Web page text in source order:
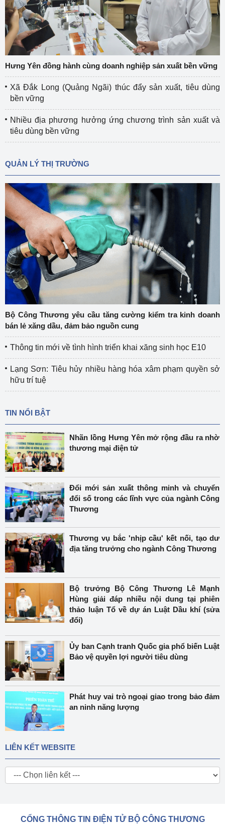
Hưng Yên đồng hành cùng doanh nghiệp sản xuất bền vững
Xã Đắk Long (Quảng Ngãi) thúc đẩy sản xuất, tiêu dùng
bền vững
Nhiều địa phương hưởng ứng chương trình sản xuất và
tiêu dùng bền vững
QUẢN LÝ THỊ TRƯỜNG
Bộ Công Thương yêu cầu tăng cường kiểm tra kinh doanh
bán lẻ xăng dầu, đảm bảo nguồn cung
Thông tin mới về tình hình triển khai xăng sinh học E10
Lạng Sơn: Tiêu hủy nhiều hàng hóa xâm phạm quyền sở
hữu trí tuệ
TIN NỔI BẬT
Nhãn lồng Hưng Yên mở rộng đầu ra nhờ
thương mại điện tử
Đổi mới sản xuất thông minh và chuyển
đổi số trong các lĩnh vực của ngành Công
Thương
Thương vụ bắc 'nhịp cầu' kết nối, tạo dư
địa tăng trưởng cho ngành Công Thương
Bộ trưởng Bộ Công Thương Lê Mạnh
Hùng giải đáp nhiều nội dung tại phiên
thảo luận Tổ về dự án Luật Dầu khí (sửa
đổi)
Ủy ban Cạnh tranh Quốc gia phổ biến Luật
Bảo vệ quyền lợi người tiêu dùng
Phát huy vai trò ngoại giao trong bảo đảm
an ninh năng lượng
LIÊN KẾT WEBSITE
CỔNG THÔNG TIN ĐIỆN TỬ BỘ CÔNG THƯƠNG